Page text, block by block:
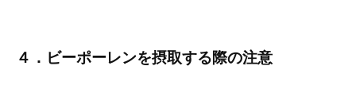
４．ビーポーレンを摂取する際の注意